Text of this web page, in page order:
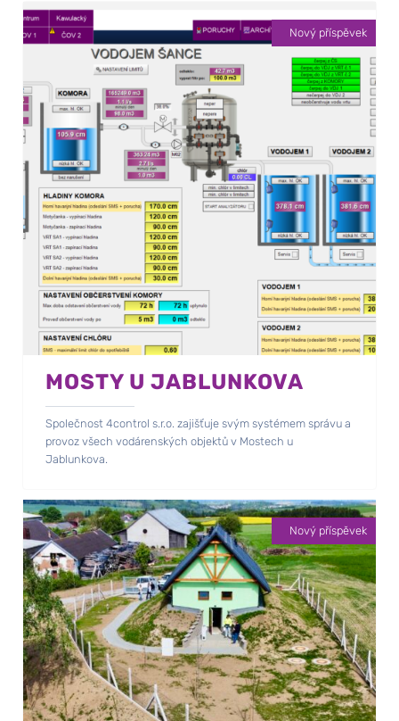
Nový příspěvek
MOSTY U JABLUNKOVA
Společnost 4control s.r.o. zajišťuje svým systémem správu a
provoz všech vodárenských objektů v Mostech u
Jablunkova.
Nový příspěvek